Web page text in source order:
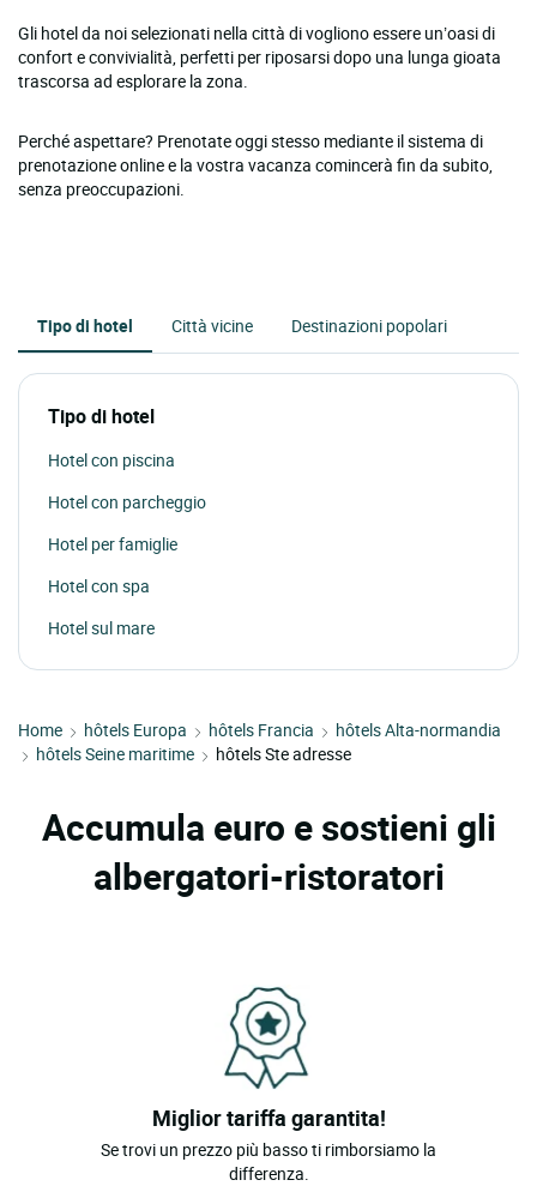
Gli hotel da noi selezionati nella città di vogliono essere un’oasi di
confort e convivialità, perfetti per riposarsi dopo una lunga gioata
trascorsa ad esplorare la zona.
Perché aspettare? Prenotate oggi stesso mediante il sistema di
prenotazione online e la vostra vacanza comincerà fin da subito,
senza preoccupazioni.
Tipo di hotel Città vicine Destinazioni popolari
Tipo di hotel
Hotel con piscina
Hotel con parcheggio
Hotel per famiglie
Hotel con spa
Hotel sul mare
Home hôtels Europa hôtels Francia
hôtels Alta-normandia
hôtels Seine maritime
hôtels Ste adresse
Accumula euro e sostieni gli
albergatori-ristoratori
Miglior tariffa garantita!
Se trovi un prezzo più basso ti rimborsiamo la
differenza.